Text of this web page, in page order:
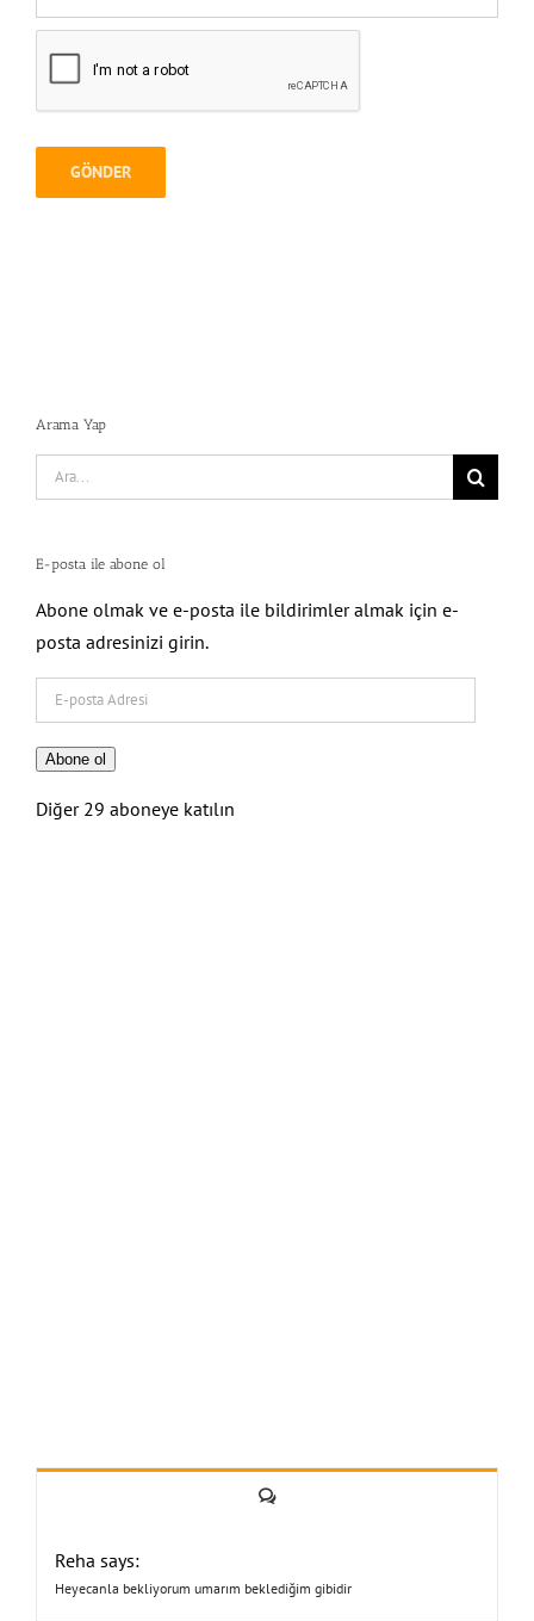
Arama Yap
Search
for:
E-posta ile abone ol
Abone olmak ve e-posta ile bildirimler almak için e-
posta adresinizi girin.
posta
Adresi
Abone ol
Diğer 29 aboneye katılın
Yorum
Reha says:
Heyecanla bekliyorum umarım beklediğim gibidir